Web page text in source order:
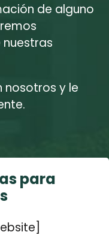
de alguno
nosotros y le
para